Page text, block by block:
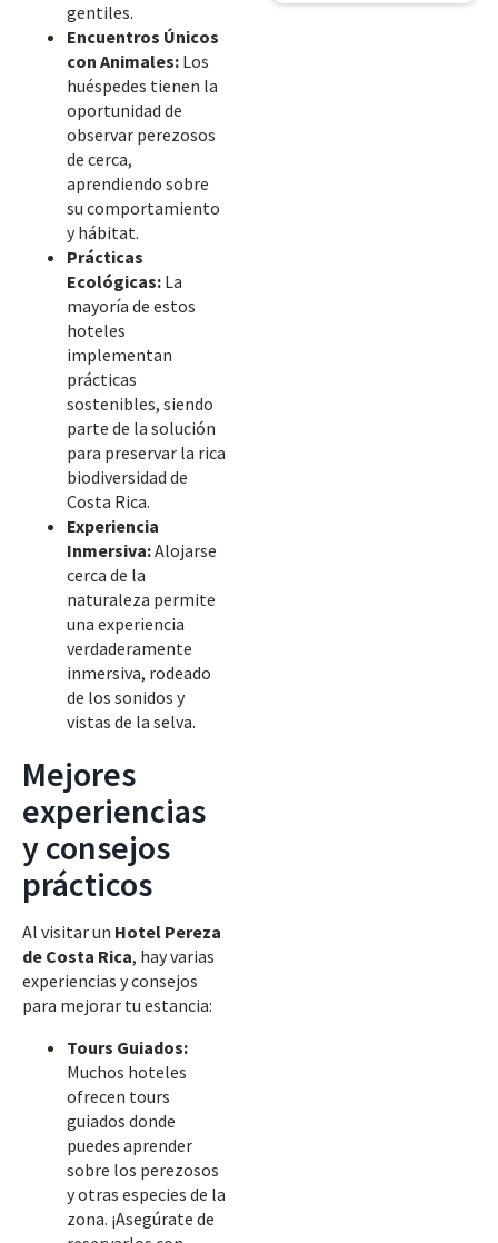
gentiles.
Encuentros Únicos
con Animales: Los
huéspedes tienen la
oportunidad de
observar perezosos
de cerca,
aprendiendo sobre
su comportamiento
y hábitat.
Prácticas
Ecológicas: La
mayoría de estos
hoteles
implementan
prácticas
sostenibles, siendo
parte de la solución
para preservar la rica
biodiversidad de
Costa Rica.
Experiencia
Inmersiva:Alojarse
cerca de la
naturaleza permite
una experiencia
verdaderamente
inmersiva, rodeado
de los sonidos y
vistas de la selva.
Mejores
experiencias
y consejos
prácticos
Al visitar un Hotel Pereza
de Costa Rica, hay varias
experiencias y consejos
para mejorar tu estancia:
Tours Guiados:
Muchos hoteles
ofrecen tours
guiados donde
puedes aprender
sobre los perezosos
y otras especies de la
zona. ¡Asegúrate de